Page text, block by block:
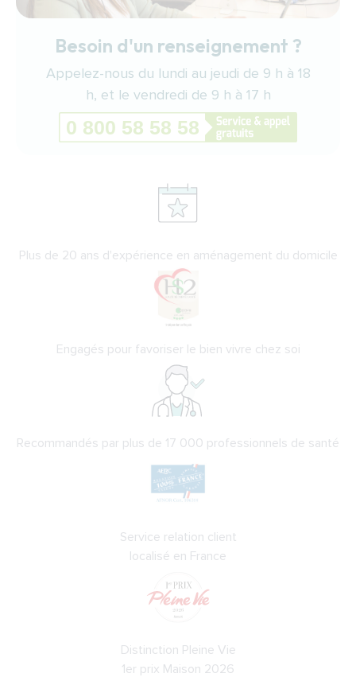
Besoin d'un renseignement ?
Appelez-nous du lundi au jeudi de 9 h à 18
h, et le vendredi de 9 h à 17 h
Plus de 20 ans d'expérience en aménagement du domicile
Engagés pour favoriser le bien vivre chez soi
Recommandés par plus de 17 000 professionnels de santé
Service relation client
localisé en France
Distinction Pleine Vie
1er prix Maison 2026